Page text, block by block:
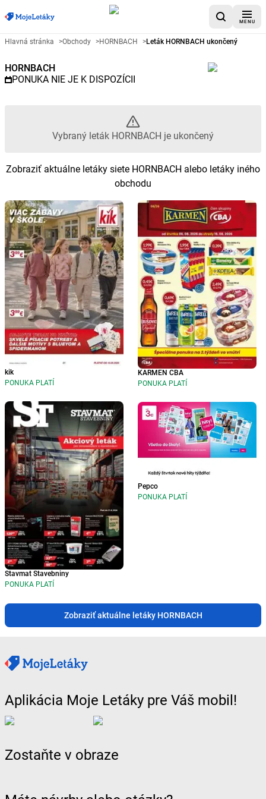
MENU
Reklamný leták HORNBACH -
Hlavná stránka >Obchody >HORNBACH >Leták HORNBACH ukončený
HORNBACH
PONUKA NIE JE K DISPOZÍCII
Vybraný leták HORNBACH je ukončený
Zobraziť aktuálne letáky siete HORNBACH alebo letáky iného
obchodu
kik
PONUKA PLATÍ
Stavmat Stavebniny
PONUKA PLATÍ
KARMEN CBA
PONUKA PLATÍ
Pepco
PONUKA PLATÍ
Zobraziť aktuálne letáky HORNBACH
Aplikácia Moje Letáky pre Váš mobil!
Zostaňte v obraze